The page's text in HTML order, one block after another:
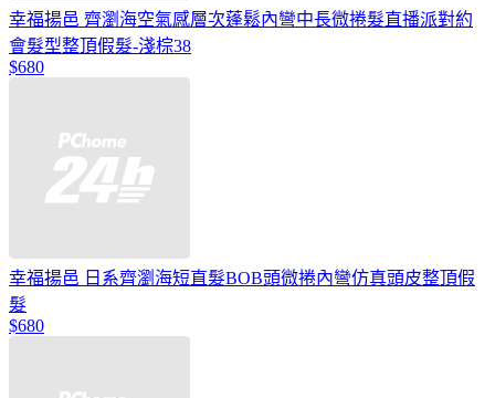
幸福揚邑 齊瀏海空氣感層次蓬鬆內彎中長微捲髮直播派對約
會髮型整頂假髮-淺棕38
$680
幸福揚邑 日系齊瀏海短直髮BOB頭微捲內彎仿真頭皮整頂假
髮
$680